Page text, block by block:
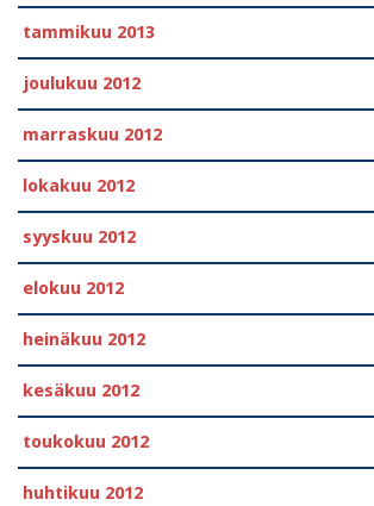
tammikuu 2013
joulukuu 2012
marraskuu 2012
lokakuu 2012
syyskuu 2012
elokuu 2012
heinäkuu 2012
kesäkuu 2012
toukokuu 2012
huhtikuu 2012